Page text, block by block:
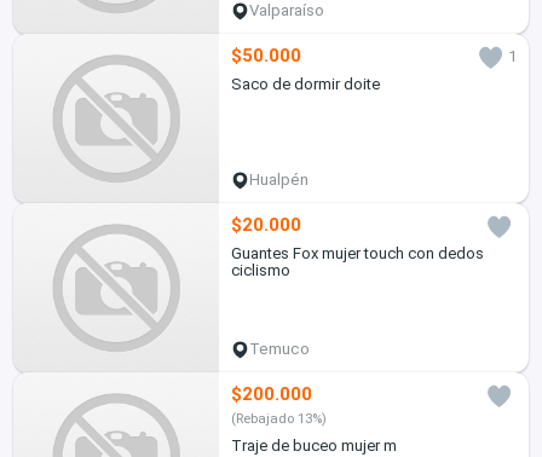
Valparaíso
$50.000
1
Saco de dormir doite
Hualpén
$20.000
Guantes Fox mujer touch con dedos
ciclismo
Temuco
$200.000
(Rebajado 13%)
Traje de buceo mujer m